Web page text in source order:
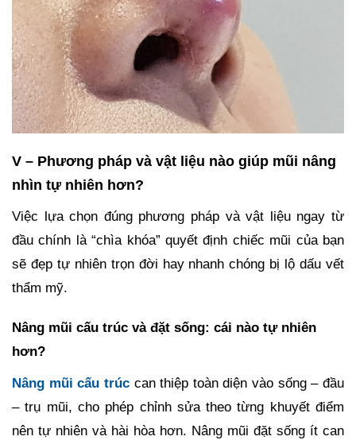
V – Phương pháp và vật liệu nào giúp mũi nâng
nhìn tự nhiên hơn?
Việc lựa chọn đúng phương pháp và vật liệu ngay từ
đầu chính là “chìa khóa” quyết định chiếc mũi của bạn
sẽ đẹp tự nhiên trọn đời hay nhanh chóng bị lộ dấu vết
thẩm mỹ.
Nâng mũi cấu trúc và đặt sống: cái nào tự nhiên
hơn?
Nâng mũi cấu trúccan thiệp toàn diện vào sống – đầu
– trụ mũi, cho phép chỉnh sửa theo từng khuyết điểm
nên tự nhiên và hài hòa hơn. Nâng mũi đặt sống ít can